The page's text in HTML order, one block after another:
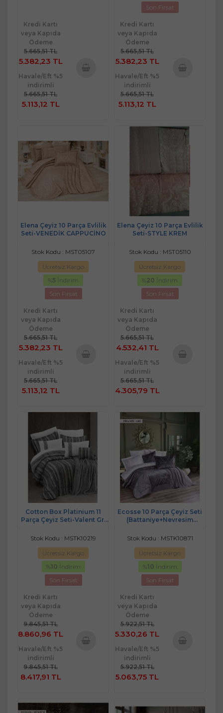
Kredi Kartı
veya Kapıda
Ödeme
5.665,51 TL
5.382,23 TL
Havale/Eft %5
indirimli
5.665,51 TL
5.113,12 TL
Son Fırsat
Kredi Kartı
veya Kapıda
Ödeme
5.665,51 TL
5.382,23 TL
Havale/Eft %5
indirimli
5.665,51 TL
5.113,12 TL
Elena Çeyiz 10 Parça Evlilik
Seti-VENEDİK CAPPUCİNO
Stok Kodu : MST05107
Ücretsiz Kargo
%5 İndirim
Son Fırsat
Kredi Kartı
veya Kapıda
Ödeme
5.665,51 TL
5.382,23 TL
Havale/Eft %5
indirimli
5.665,51 TL
5.113,12 TL
Elena Çeyiz 10 Parça Evlilik
Seti-STYLE KREM
Stok Kodu : MST05110
Ücretsiz Kargo
%20 İndirim
Son Fırsat
Kredi Kartı
veya Kapıda
Ödeme
5.665,51 TL
4.532,41 TL
Havale/Eft %5
indirimli
5.665,51 TL
4.305,79 TL
Cotton Box Platinium 11
Parça Çeyiz Seti-Valent Gri
Ört+Battaniye+Nevresim
Stok Kodu : MSTK10219
Ücretsiz Kargo
%10 İndirim
Son Fırsat
Kredi Kartı
veya Kapıda
Ödeme
9.845,51 TL
8.860,96 TL
Havale/Eft %5
indirimli
9.845,51 TL
8.417,91 TL
Ecosse 10 Parça Çeyiz Seti
(Battaniye+Nevresim
Piramit Gri
Stok Kodu : MSTK10871
Ücretsiz Kargo
%10 İndirim
Son Fırsat
Kredi Kartı
veya Kapıda
Ödeme
5.922,51 TL
5.330,26 TL
Havale/Eft %5
indirimli
5.922,51 TL
5.063,75 TL